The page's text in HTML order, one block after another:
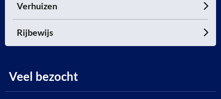
Verhuizen
Rijbewijs
Veel bezocht